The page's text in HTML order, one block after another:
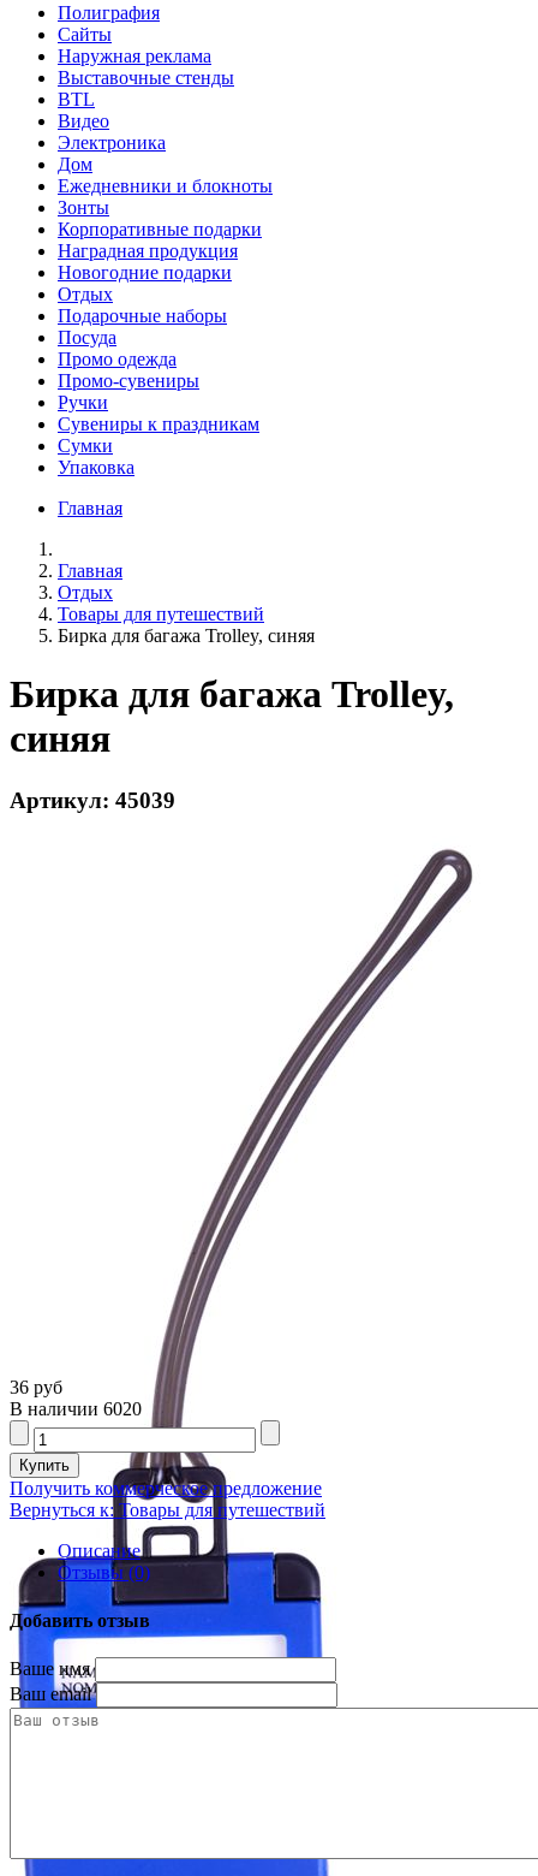
Полиграфия
Сайты
Наружная реклама
Выставочные стенды
BTL
Видео
Электроника
Дом
Ежедневники и блокноты
Зонты
Корпоративные подарки
Наградная продукция
Новогодние подарки
Отдых
Подарочные наборы
Посуда
Промо одежда
Промо-сувениры
Ручки
Сувениры к праздникам
Сумки
Упаковка
Главная
Главная
Отдых
Товары для путешествий
Бирка для багажа Trolley, синяя
Бирка для багажа Trolley,
синяя
Артикул: 45039
36 руб
В наличии 6020
Получить коммерческое предложение
Вернуться к: Товары для путешествий
Описание
Отзывы (0)
Добавить отзыв
Ваше имя
Ваш email